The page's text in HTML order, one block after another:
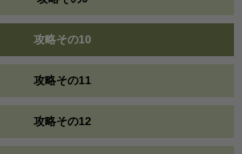
攻略その10
攻略その11
攻略その12